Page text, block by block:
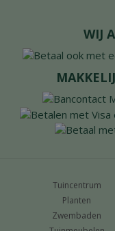
WIJ
Tuincentrum
Planten
Zwembaden